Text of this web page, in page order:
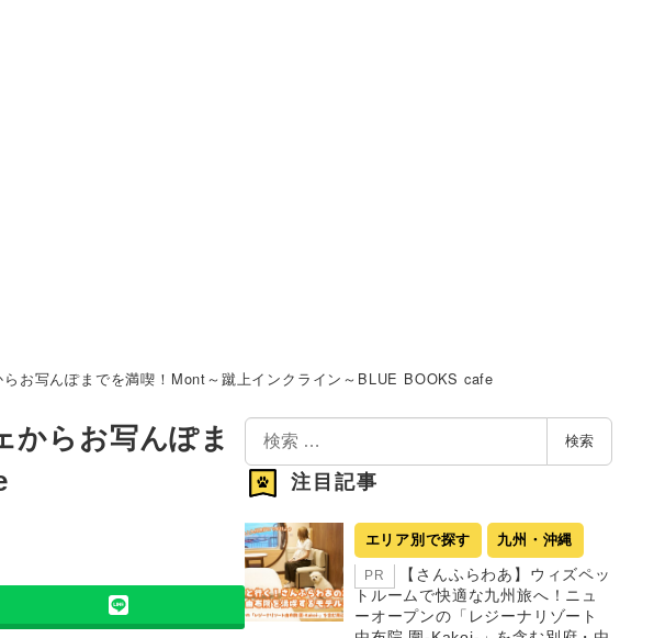
お写んぽまでを満喫！Mont～蹴上インクライン～BLUE BOOKS cafe
からお写んぽま
検
索
検索
注目記事
エリア別で探す 九州・沖縄
PR
【さんふらわあ】ウィズペッ
トルームで快適な九州旅へ！ニュ
ーオープンの「レジーナリゾート